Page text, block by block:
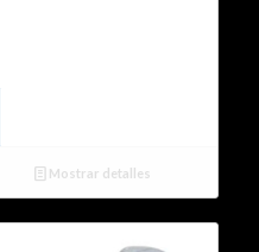
Mostrar detalles